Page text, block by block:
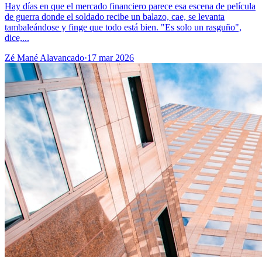
Hay días en que el mercado financiero parece esa escena de película
de guerra donde el soldado recibe un balazo, cae, se levanta
tambaleándose y finge que todo está bien. "Es solo un rasguño",
dice,...
Zé Mané Alavancado·17 mar 2026